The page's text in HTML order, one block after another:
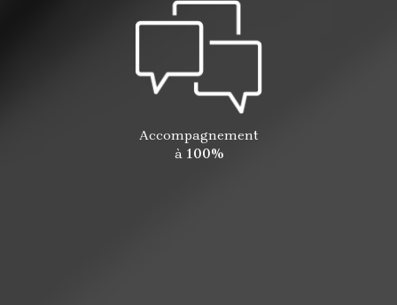
Accompagnement
à 100%